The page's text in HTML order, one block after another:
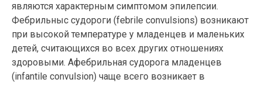
являются характерным симптомом эпилепсии.
Фебрильныс судороги (febrile convulsions) возникают
при высокой температуре у младенцев и маленьких
детей, считающихся во всех других отношениях
здоровыми. Афебрильная судорога младенцев
(infantile convulsion) чаще всего возникает в